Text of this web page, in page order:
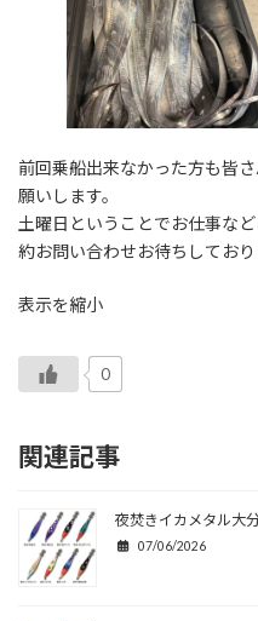
前回乗船出来なかった方も皆
願いします。
土曜日ということでお仕事な
約お問い合わせお待ちしており
表示を縮小
0
関連記事
夜焚きイカメタル大
07/06/2026